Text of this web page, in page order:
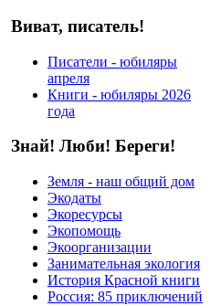
Виват, писатель!
Писатели - юбиляры
апреля
Книги - юбиляры 2026
года
Знай! Люби! Береги!
Земля - наш общий дом
Экодаты
Экоресурсы
Экопомощь
Экоорганизации
Занимательная экология
История Красной книги
Россия: 85 приключений